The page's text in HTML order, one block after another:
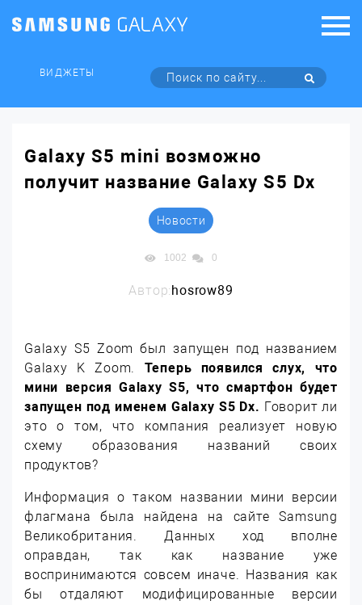
ВИДЖЕТЫ
Galaxy S5 mini возможно
получит название Galaxy S5 Dx
Новости
1002 0
Автор:hosrow89
Galaxy S5 Zoom был запущен под названием
Galaxy K Zoom. Теперь появился слух, что
мини версия Galaxy S5, что смартфон будет
запущен под именем Galaxy S5 Dx. Говорит ли
это о том, что компания реализует новую
схему образования названий своих
продуктов?
Информация о таком названии мини версии
флагмана была найдена на сайте Samsung
Великобритания. Данных ход вполне
оправдан, так как название уже
воспринимаются совсем иначе. Названия как
бы отдаляют модифицированные версии